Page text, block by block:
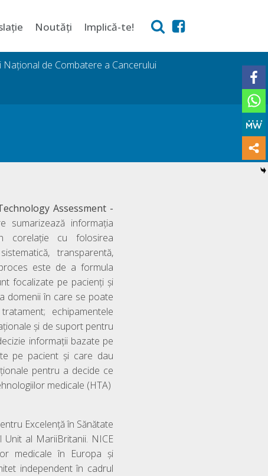
Noutăți Implică-te!
de Combatere a Cancerului
Assessment -
sumarizează informaţia
corelaţie cu folosirea
transparentă,
este de a formula
focalizate pe pacienţi şi
domenii în care se poate
echipamentele
şi de suport pentru
informații bazate pe
pe pacient și care dau
pentru a decide ce
medicale (HTA)
Excelență în Sănătate
al MariiBritanii. NICE
medicale în Europa și
independent în cadrul